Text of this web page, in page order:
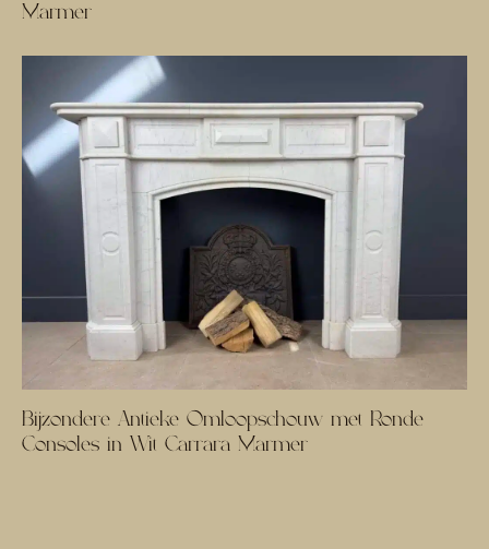
Marmer
Bijzondere Antieke Omloopschouw met Ronde
Consoles in Wit Carrara Marmer